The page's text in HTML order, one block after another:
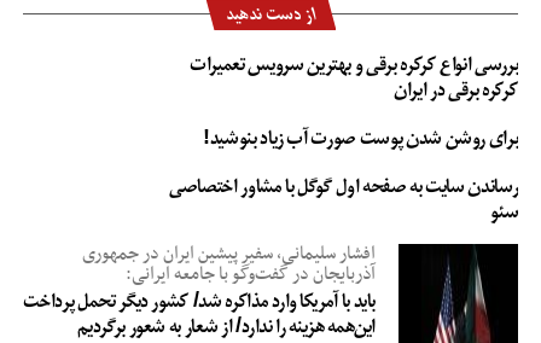
از دست ندهید
بررسی انواع کرکره برقی و بهترین سرویس تعمیرات
کرکره برقی در ایران
برای روشن شدن پوست صورت آب زیاد بنوشید!
رساندن سایت به صفحه اول گوگل با مشاور اختصاصی
سئو
افشار سلیمانی، سفیر پیشین ایران در جمهوری
آذربایجان در گفت‌وگو با جامعه ایرانی:
باید با آمریکا وارد مذاکره شد/ کشور دیگر تحمل پرداخت
این‌همه هزینه را ندارد/ از شعار به شعور برگردیم